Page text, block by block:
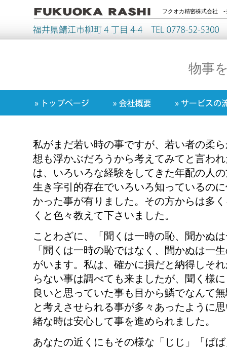
フクオカ精密株式会社 -
物事
私がまだ若い時の事ですが、若い者の柔
想も浮かぶだろうから考えてみてと言わ
は、いろいろな経験をしてきた年配の人
生き字引的存在でいろいろ知っているの
かった事が有りました。その方からは多
くと色々教えて下さいました。
ことわざに、「聞くは一時の恥、聞かぬ
「聞くは一時の恥ではなく、聞かぬは一
がいます。私は、確かに損だと納得しそ
らない事は調べても来ましたが、聞く様
良いと思っていた事も目から鱗でなんて
と考えさせられる事が多々あったように
緒な時は安心して事を進められました。
あなたの近くにもその様な「じじ」「ば